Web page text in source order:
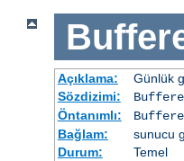
Açıklama:
Günlük
Sözdizimi:
Öntanımlı:
Bağlam:
sunucu
Durum:
Temel